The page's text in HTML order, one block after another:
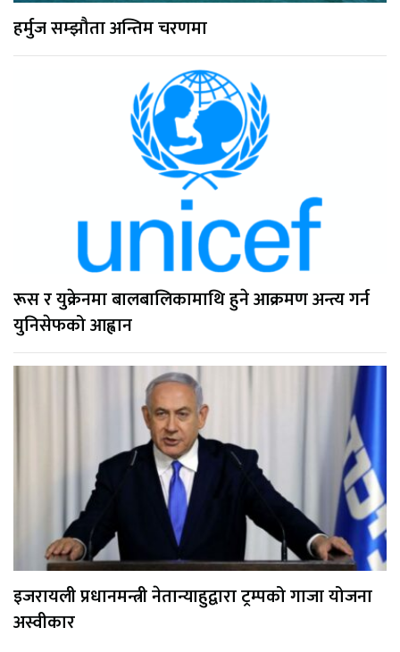
हर्मुज सम्झौता अन्तिम चरणमा
रूस र युक्रेनमा बालबालिकामाथि हुने आक्रमण अन्त्य गर्न
युनिसेफको आह्वान
इजरायली प्रधानमन्त्री नेतान्याहुद्वारा ट्रम्पको गाजा योजना
अस्वीकार